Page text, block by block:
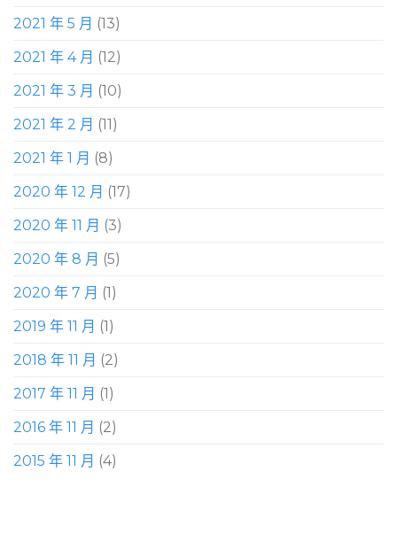
2021 年 5 月 (13)
2021 年 4 月 (12)
2021 年 3 月 (10)
2021 年 2 月 (11)
2021 年 1 月 (8)
2020 年 12 月 (17)
2020 年 11 月 (3)
2020 年 8 月 (5)
2020 年 7 月 (1)
2019 年 11 月 (1)
2018 年 11 月 (2)
2017 年 11 月 (1)
2016 年 11 月 (2)
2015 年 11 月 (4)